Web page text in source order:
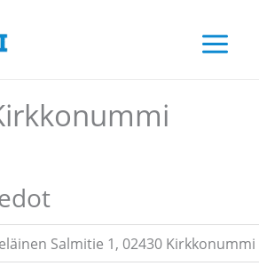
Salmitie 1, 02430 Kirkkonummi